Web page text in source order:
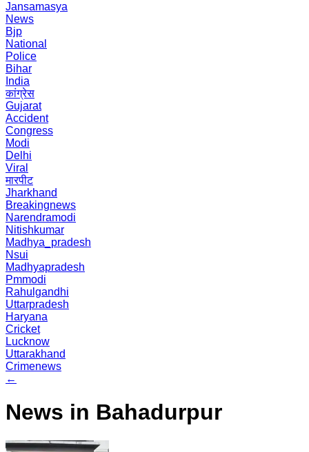
Jansamasya
News
Bjp
National
Police
Bihar
India
कांग्रेस
Gujarat
Accident
Congress
Modi
Delhi
Viral
मारपीट
Jharkhand
Breakingnews
Narendramodi
Nitishkumar
Madhya_pradesh
Nsui
Madhyapradesh
Pmmodi
Rahulgandhi
Uttarpradesh
Haryana
Cricket
Lucknow
Uttarakhand
Crimenews
←
News in Bahadurpur